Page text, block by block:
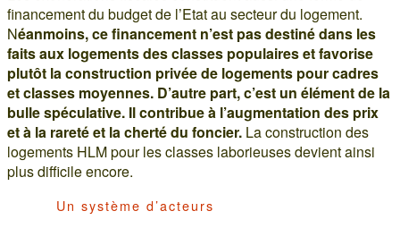
financement du budget de l’Etat au secteur du logement.
Néanmoins, ce financement n’est pas destiné dans les
faits aux logements des classes populaires et favorise
plutôt la construction privée de logements pour cadres
et classes moyennes. D’autre part, c’est un élément de la
bulle spéculative. Il contribue à l’augmentation des prix
et à la rareté et la cherté du foncier. La construction des
logements HLM pour les classes laborieuses devient ainsi
plus difficile encore.
Un système d’acteurs